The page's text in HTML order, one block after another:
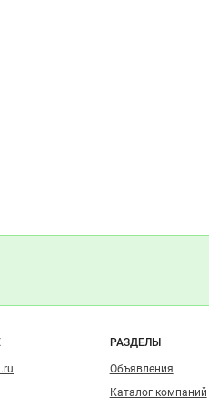
РАЗДЕЛЫ
Объявления
Каталог компаний